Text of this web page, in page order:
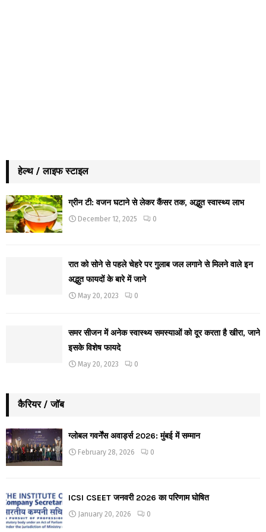
हेल्थ / लाइफ स्टाइल
ग्रीन टी: वजन घटाने से लेकर कैंसर तक, अद्भुत स्वास्थ्य लाभ
December 12, 2025 0
रात को सोने से पहले चेहरे पर गुलाब जल लगाने से मिलने वाले इन
अद्भुत फायदों के बारे में जाने
May 20, 2023 0
समर सीजन में अनेक स्वास्थ्य समस्याओं को दूर करता है खीरा, जाने
इसके विशेष फायदे
May 20, 2023 0
कैरियर / जॉब
ग्लोबल गवर्नेंस अवार्ड्स 2026: मुंबई में सम्मान
February 28, 2026 0
ICSI CSEET जनवरी 2026 का परिणाम घोषित
January 20, 2026 0